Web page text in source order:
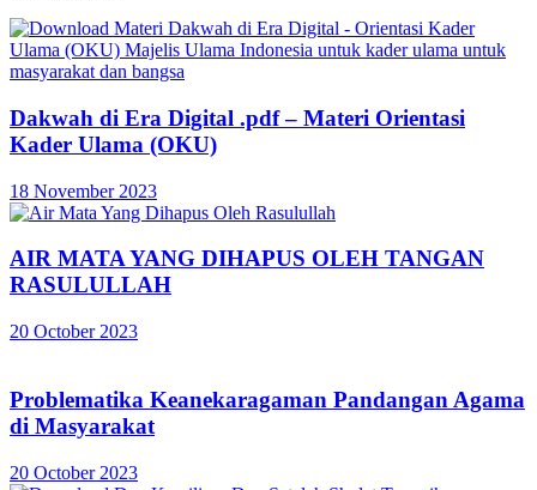
Dakwah di Era Digital .pdf – Materi Orientasi
Kader Ulama (OKU)
18 November 2023
AIR MATA YANG DIHAPUS OLEH TANGAN
RASULULLAH
20 October 2023
Problematika Keanekaragaman Pandangan Agama
di Masyarakat
20 October 2023